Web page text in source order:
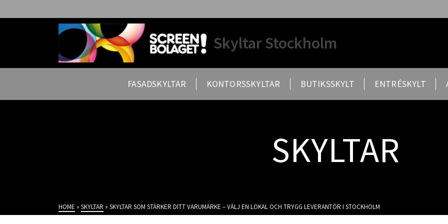
Skyltar Stockholm
FASADSKYLTAR KONTORSSKYLTAR BUTIKSSKYLT ENTRÉSKYLT
SKYLTAR
HOME » SKYLTAR » SKYLTAR SOM STÄRKER DITT VARUMÄRKE – VÄLJ EN LOKAL OCH TRYGG LEVERANTÖR I STOCKHOLM